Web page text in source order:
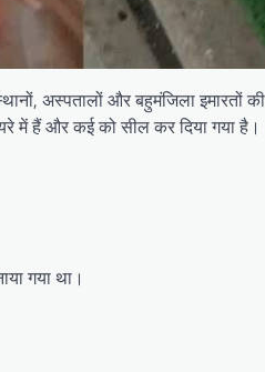
अस्पतालों और बहुमंजिला इमारतों
में हैं और कई को सील कर दिया गया है।
गया था।